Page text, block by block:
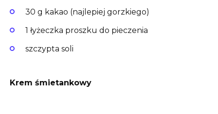
30 g kakao (najlepiej gorzkiego)
1 łyżeczka proszku do pieczenia
szczypta soli
Krem śmietankowy